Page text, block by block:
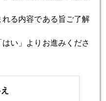
り パート２
る内容である旨ご了解
い」よりお進みくださ